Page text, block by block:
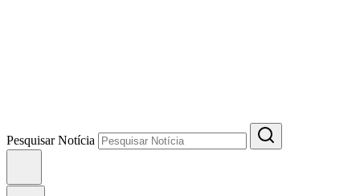
Pesquisar Notícia